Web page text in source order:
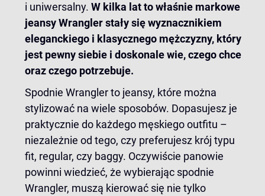
i uniwersalny. W kilka lat to właśnie markowe
jeansy Wrangler stały się wyznacznikiem
eleganckiego i klasycznego mężczyzny, który
jest pewny siebie i doskonale wie, czego chce
oraz czego potrzebuje.
Spodnie Wrangler to jeansy, które można
stylizować na wiele sposobów. Dopasujesz je
praktycznie do każdego męskiego outfitu –
niezależnie od tego, czy preferujesz krój typu
fit, regular, czy baggy. Oczywiście panowie
powinni wiedzieć, że wybierając spodnie
Wrangler, muszą kierować się nie tylko